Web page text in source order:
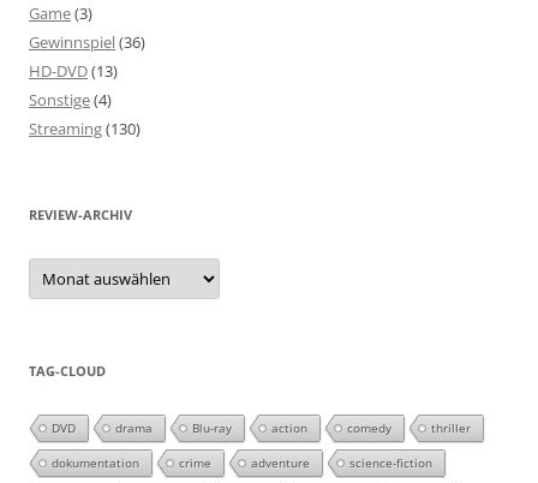
Game(3)
Gewinnspiel(36)
HD-DVD(13)
Sonstige(4)
Streaming(130)
REVIEW-ARCHIV
Review-
Archiv
TAG-CLOUD
DVD drama Blu-ray action comedy thriller
dokumentation crime adventure science-fiction